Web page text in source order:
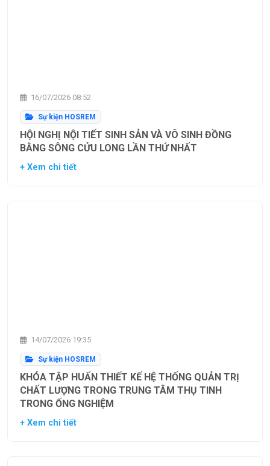
16/07/2026 08:52
Sự kiện HOSREM
HỘI NGHỊ NỘI TIẾT SINH SẢN VÀ VÔ SINH ĐỒNG
BẰNG SÔNG CỬU LONG LẦN THỨ NHẤT
+ Xem chi tiết
14/07/2026 19:35
Sự kiện HOSREM
KHÓA TẬP HUẤN THIẾT KẾ HỆ THỐNG QUẢN TRỊ
CHẤT LƯỢNG TRONG TRUNG TÂM THỤ TINH
TRONG ỐNG NGHIỆM
+ Xem chi tiết